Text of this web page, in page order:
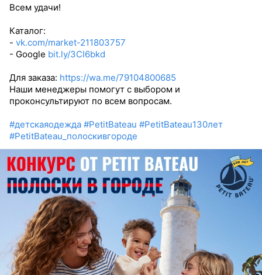
Всем удачи!
Каталог:
- vk.com/market-211803757
- Google bit.ly/3CI6bkd
Для заказа: https://wa.me/79104800685
Наши менеджеры помогут с выбором и
проконсультируют по всем вопросам.
#детскаяодежда #PetitBateau #PetitBateau130лет
#PetitBateau_полоскивгороде